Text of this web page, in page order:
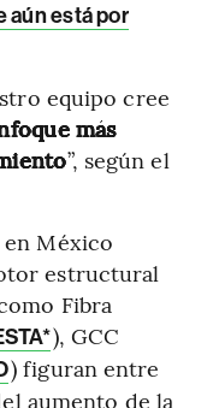
aún está por
equipo cree
más
”, según el
México
estructural
Fibra
), GCC
) figuran entre
aumento de la